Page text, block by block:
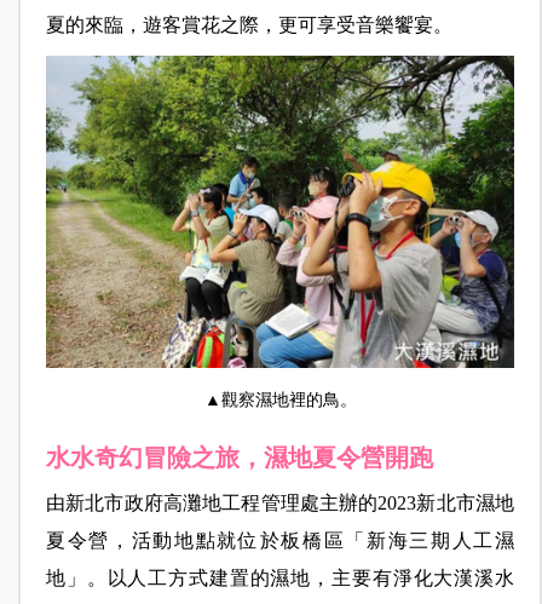
夏的來臨，遊客賞花之際，更可享受音樂饗宴。
▲觀察濕地裡的鳥。
水水奇幻冒險之旅，濕地夏令營開跑
由新北市政府高灘地工程管理處主辦的2023新北市濕地
夏令營，活動地點就位於板橋區「新海三期人工濕
地」。以人工方式建置的濕地，主要有淨化大漢溪水